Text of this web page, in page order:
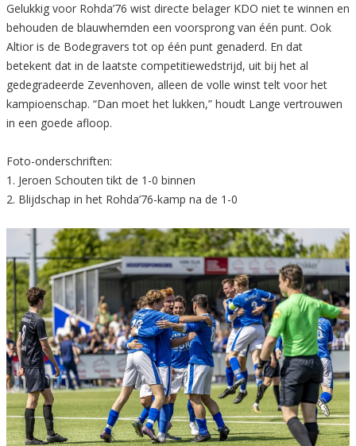
Gelukkig voor Rohda’76 wist directe belager KDO niet te winnen en
behouden de blauwhemden een voorsprong van één punt. Ook
Altior is de Bodegravers tot op één punt genaderd. En dat
betekent dat in de laatste competitiewedstrijd, uit bij het al
gedegradeerde Zevenhoven, alleen de volle winst telt voor het
kampioenschap. “Dan moet het lukken,” houdt Lange vertrouwen
in een goede afloop.
Foto-onderschriften:
1. Jeroen Schouten tikt de 1-0 binnen
2. Blijdschap in het Rohda’76-kamp na de 1-0